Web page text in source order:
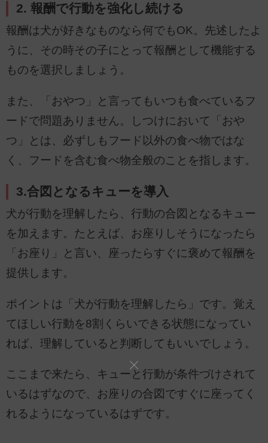
2. 報酬で行動を強化し続ける
報酬は犬が好きなものなら何でもOK。先述したよ
うに、その時その子にとって報酬として機能する
ものを選択しましょう。
また、「おやつ」と言ってもいつも食べているフ
ードで問題ありません。しつけにおいて「おや
つ」とは、必ずしもフード以外の食べ物ではな
く、フードを含む食べ物全般のことを指します。
3.合図となるキューを導入
犬が行動を理解したら、行動の合図となるキュー
を加えます。たとえば、お座りしそうになったら
「お座り」と言い、座ったらすぐに褒めて報酬を
提供します。
ポイントは「犬が行動を理解したら」です。覚え
てほしい行動を8割くらいできる状態になってい
れば、理解していると判断してもいいでしょう。
ここまで来たら、キューと行動が条件づけされて
いるはずなので、お座りの合図ですぐに座ってく
れるようになっているはずです。